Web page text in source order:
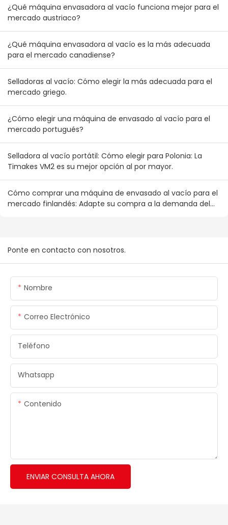
¿Qué máquina envasadora al vacío funciona mejor para el
mercado austriaco?
¿Qué máquina envasadora al vacío es la más adecuada
para el mercado canadiense?
Selladoras al vacío: Cómo elegir la más adecuada para el
mercado griego.
¿Cómo elegir una máquina de envasado al vacío para el
mercado portugués?
Selladora al vacío portátil: Cómo elegir para Polonia: La
Timakes VM2 es su mejor opción al por mayor.
Cómo comprar una máquina de envasado al vacío para el
mercado finlandés: Adapte su compra a la demanda del
Ponte en contacto con nosotros.
Nombre
Correo Electrónico
Teléfono
Whatsapp
Contenido
ENVIAR CONSULTA AHORA